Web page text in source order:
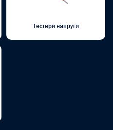
Тестери напруги